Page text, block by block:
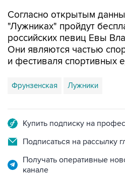
Согласно открытым
"Лужниках" пройдут
российских певиц Евы
Они являются частью
и фестиваля спортивных
Фрунзенская Лужники
Купить подписку на
Подписаться на рассылку
Получать оперативные
канале